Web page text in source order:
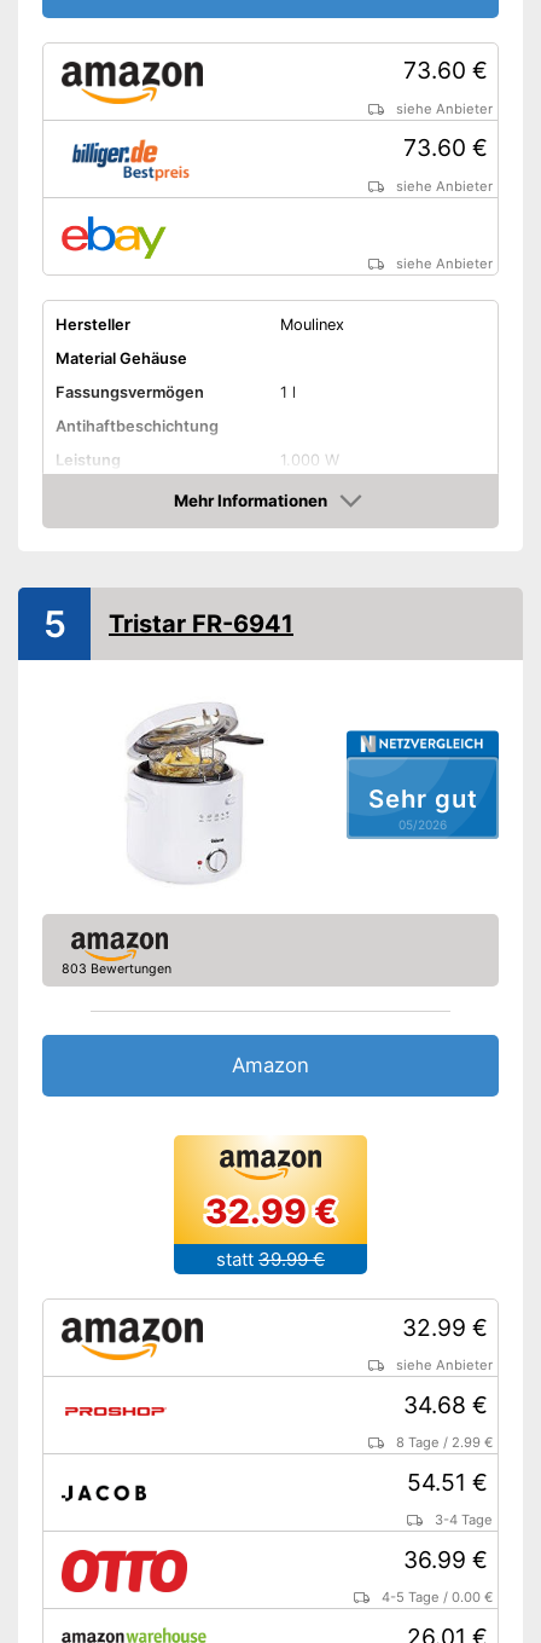
73.60 €
siehe Anbieter
73.60 €
siehe Anbieter
siehe Anbieter
Hersteller
Moulinex
Material Gehäuse
Fassungsvermögen
1 l
Antihaftbeschichtung
Leistung
1.000 W
20 x 20 x 30 cm
Gewicht
2,7 kg
Kontrolllampe
Thermostat
Überhitzungsschutz
Amazon Lieferzeit
siehe Anbieter
Mehr Informationen
Amazon
Sehr gut
05/2026
5 Tristar FR-6941
803 Bewertungen
Amazon
32.99 €
statt 39.99 €
32.99 €
siehe Anbieter
34.68 €
8 Tage / 2.99 €
54.51 €
3-4 Tage
36.99 €
4-5 Tage /0.00 €
26.01 €